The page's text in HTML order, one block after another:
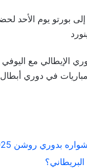
بورتو يوم الأحد
في 17 مباراة في الدوري
في دوري أبطال
بدوري روشن 2025-24